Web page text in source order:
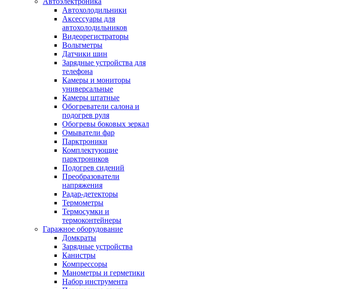
Автохолодильники
Аксессуары для
автохолодильников
Видеорегистраторы
Вольтметры
Датчики шин
Зарядные устройства для
телефона
Камеры и мониторы
универсальные
Камеры штатные
Обогреватели салона и
подогрев руля
Обогревы боковых зеркал
Омыватели фар
Парктроники
Комплектующие
парктроников
Подогрев сидений
Преобразователи
напряжения
Радар-детекторы
Термометры
Термосумки и
термоконтейнеры
Гаражное оборудование
Домкраты
Зарядные устройства
Канистры
Компрессоры
Манометры и герметики
Набор инструмента